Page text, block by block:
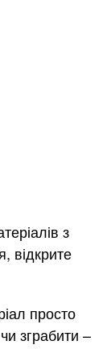
з
відкрите
просто
зграбити –